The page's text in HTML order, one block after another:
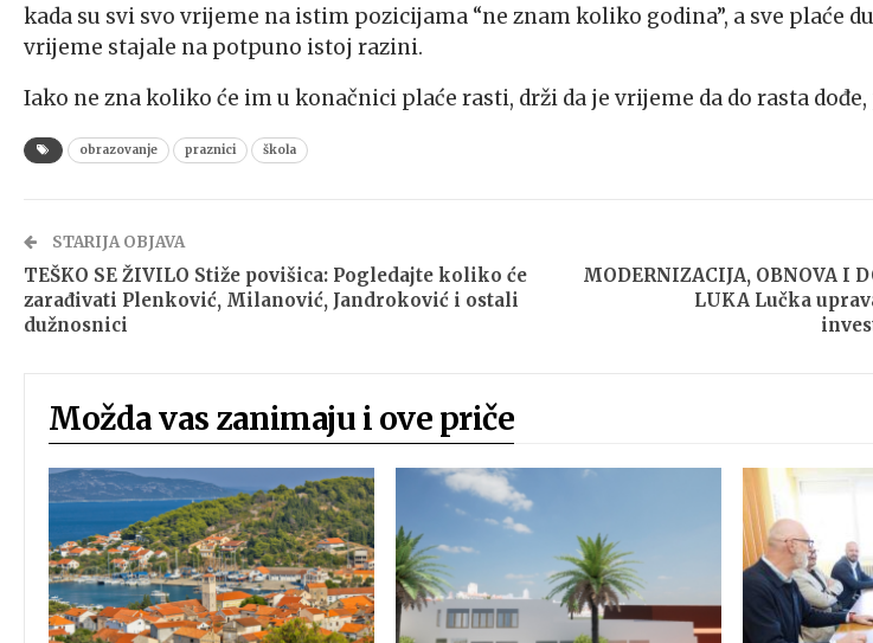
kada su svi svo vrijeme na istim pozicijama “ne znam koliko godina”, a sve plaće
vrijeme stajale na potpuno istoj razini.
Iako ne zna koliko će im u konačnici plaće rasti, drži da je vrijeme da do rasta
obrazovanje praznici škola
STARIJA OBJAVA
TEŠKO SE ŽIVILO Stiže povišica: Pogledajte koliko će
zarađivati Plenković, Milanović, Jandroković i ostali
dužnosnici
MODERNIZACIJA, OBNOVA I
LUKA Lučka
Možda vas zanimaju i ove priče